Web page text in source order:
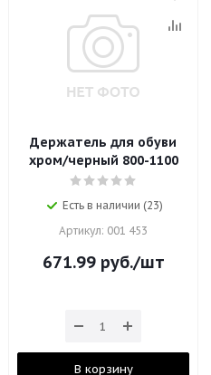
Держатель для обуви
хром/черный 800-1100
Есть в наличии (23)
Артикул: 001 453
671.99руб./шт
В корзину